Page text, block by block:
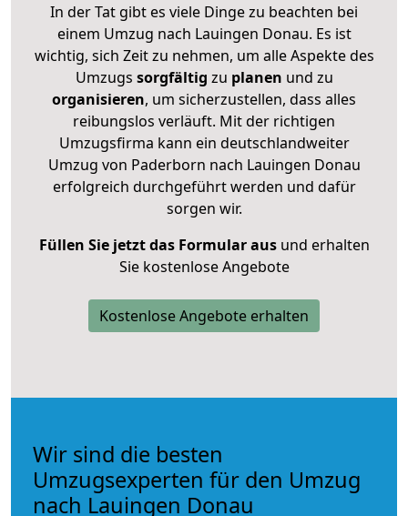
In der Tat gibt es viele Dinge zu beachten bei
einem Umzug nach Lauingen Donau. Es ist
wichtig, sich Zeit zu nehmen, um alle Aspekte des
Umzugs sorgfältig zu planen und zu
organisieren, um sicherzustellen, dass alles
reibungslos verläuft. Mit der richtigen
Umzugsfirma kann ein deutschlandweiter
Umzug von Paderborn nach Lauingen Donau
erfolgreich durchgeführt werden und dafür
sorgen wir.
Füllen Sie jetzt das Formular ausund erhalten
Sie kostenlose Angebote
Kostenlose Angebote erhalten
Wir sind die besten
Umzugsexperten für den Umzug
nach Lauingen Donau